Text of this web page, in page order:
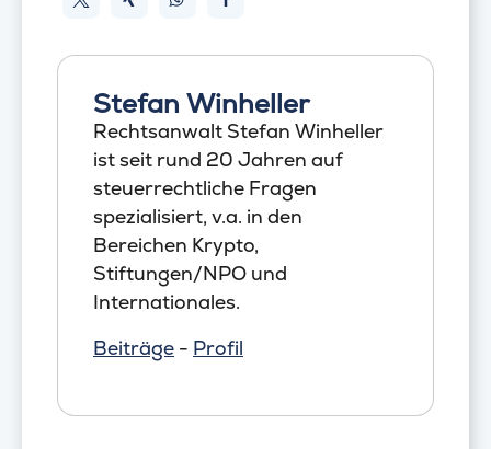
Stefan Winheller
Rechtsanwalt Stefan Winheller
ist seit rund 20 Jahren auf
steuerrechtliche Fragen
spezialisiert, v.a. in den
Bereichen Krypto,
Stiftungen/NPO und
Internationales.
Beiträge - Profil